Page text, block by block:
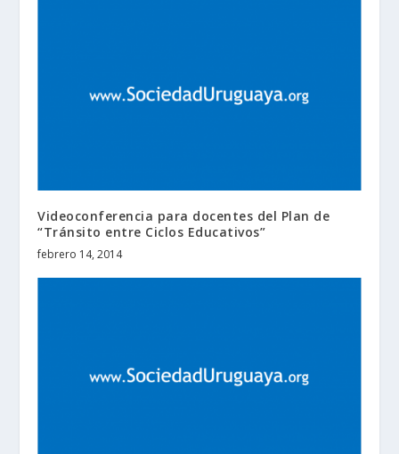
Videoconferencia para docentes del Plan de
“Tránsito entre Ciclos Educativos”
febrero 14, 2014